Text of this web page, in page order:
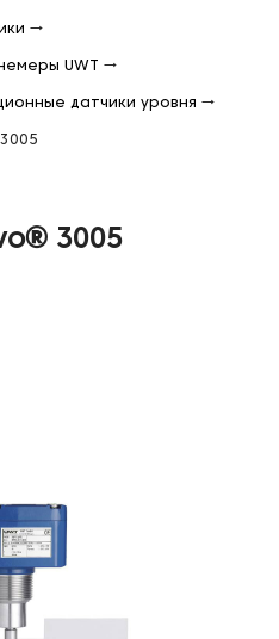
→
UWT →
датчики уровня →
3005